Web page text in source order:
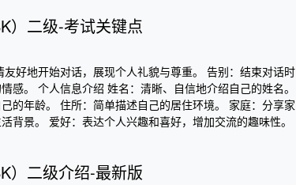
）二级-考试关键点
好地开始对话，展现个人礼貌与尊重。 告别：结束对话时
感。 个人信息介绍 姓名：清晰、自信地介绍自己的姓名。
的年龄。 住所：简单描述自己的居住环境。 家庭：分享家
背景。 爱好：表达个人兴趣和喜好，增加交流的趣味性。
）二级介绍-最新版